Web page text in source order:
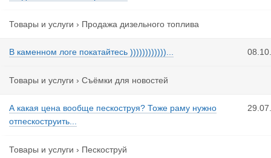
Товары и услуги › Продажа дизельного топлива
В каменном логе покатайтесь ))))))))))))...
Товары и услуги › Съёмки для новостей
А какая цена вообще пескоструя? Тоже раму нужно
отпескоструить...
Товары и услуги › Пескоструй